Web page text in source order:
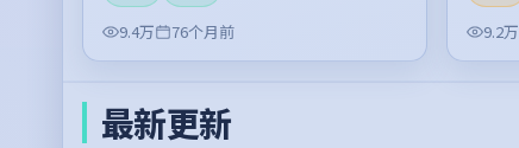
9.4万
76个月前
9.2万
最新更新